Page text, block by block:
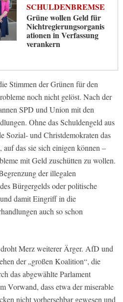
SCHULDENBREMSE
Grüne wollen Geld für
Nichtregierungsorganis
ationen in Verfassung
verankern
Stimmen der Grünen für den
noch nicht gelöst. Nach der
SPD und Union mit den
Ohne das Schuldengeld aus
Sozial- und Christdemokraten das
das sie sich einigen können –
mit Geld zuschütten zu wollen.
der illegalen
Bürgergelds oder politische
damit Eingriff in die
auch so schon
Merz weiterer Ärger. AfD und
der „großen Koalition“, die
das abgewählte Parlament
Vorwand, dass etwa der miserable
nicht vorhersehbar gewesen und